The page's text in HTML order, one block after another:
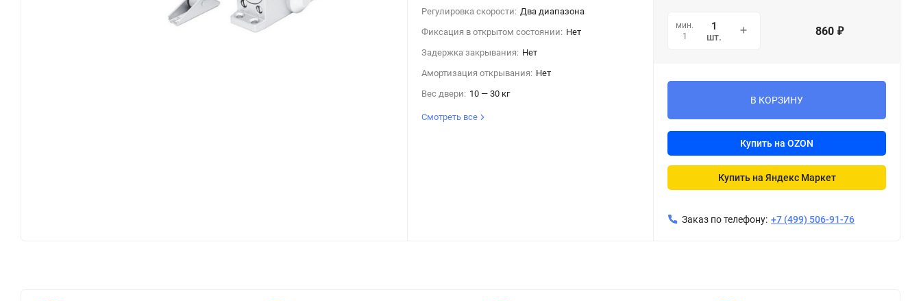
Регулировка скорости: Два диапазона
Фиксация в открытом состоянии: Нет
Задержка закрывания: Нет
Амортизация открывания: Нет
Вес двери: 10 — 30 кг
Смотреть все
мин.
1
шт. 860 ₽
В КОРЗИНУ
Купить на OZON
Купить на Яндекс Маркет
Заказ по телефону: +7 (499) 506-91-76